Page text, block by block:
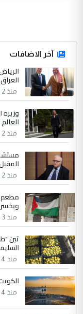
جنسية الرافد
ابا فرات ...
الموضوع :
مضجعيك يابن
سردار
التعليق :
جنسية الرافد
ابا فرات ...
الموضوع :
مضجعيك يابن
حيدر عاشور
التعليق :
دقيق ومسؤول؛
وثروات البلد
الموضوع :
بين
الرافدين تعاني
آخر الاضافات
منذ 2 ساعة
العالم 2030 في إسبانيا
منذ 2 ساعة
منذ 2 ساعة
مطعم
ويخسر
منذ 3 ساعة
تين
منذ 4 ساعة
منذ 4 ساعة